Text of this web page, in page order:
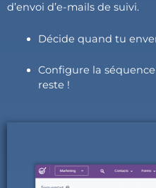
d’envoi d’e-mails de suivi.
Décide quand tu
Configure la
reste !